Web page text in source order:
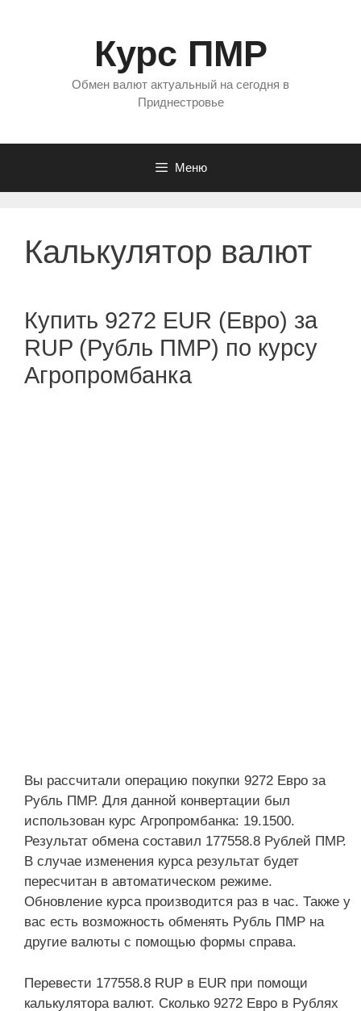
Курс ПМР
Обмен валют актуальный на сегодня в
Приднестровье
Меню
Калькулятор валют
Купить 9272 EUR (Евро) за
RUP (Рубль ПМР) по курсу
Агропромбанка
Вы рассчитали операцию покупки 9272 Евро за
Рубль ПМР. Для данной конвертации был
использован курс Агропромбанка: 19.1500.
Результат обмена составил 177558.8 Рублей ПМР.
В случае изменения курса результат будет
пересчитан в автоматическом режиме.
Обновление курса производится раз в час. Также у
вас есть возможность обменять Рубль ПМР на
другие валюты с помощью формы справа.
Перевести 177558.8 RUP в EUR при помощи
калькулятора валют. Сколько 9272 Евро в Рублях